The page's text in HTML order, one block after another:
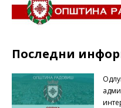
Последни